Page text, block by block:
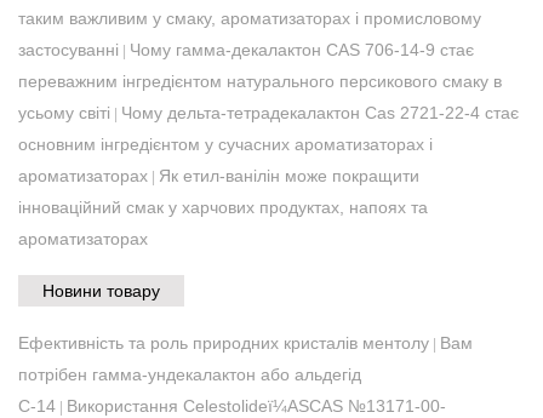
таким важливим у смаку, ароматизаторах і промисловому
застосуванні
Чому гамма-декалактон CAS 706-14-9 стає
переважним інгредієнтом натурального персикового смаку в
усьому світі
Чому дельта-тетрадекалактон Cas 2721-22-4 стає
основним інгредієнтом у сучасних ароматизаторах і
ароматизаторах
Як етил-ванілін може покращити
інноваційний смак у харчових продуктах, напоях та
ароматизаторах
Новини товару
Ефективність та роль природних кристалів ментолу
Вам
потрібен гамма-ундекалактон або альдегід
С-14
Використання Celestolideï¼ASCAS №13171-00-